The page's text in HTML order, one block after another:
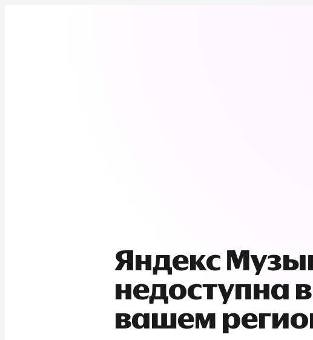
Яндекс
недоступна в
вашем